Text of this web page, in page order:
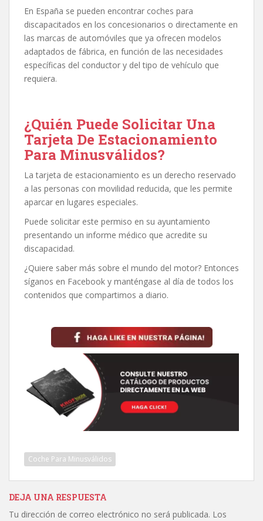
En España se pueden encontrar coches para
discapacitados en los concesionarios o directamente en
las marcas de automóviles que ya ofrecen modelos
adaptados de fábrica, en función de las necesidades
específicas del conductor y del tipo de vehículo que
requiera.
¿Quién Puede Solicitar Una
Tarjeta De Estacionamiento
Para Minusválidos?
La tarjeta de estacionamiento es un derecho reservado
a las personas con movilidad reducida, que les permite
aparcar en lugares especiales.
Puede solicitar este permiso en su ayuntamiento
presentando un informe médico que acredite su
discapacidad.
¿Quiere saber más sobre el mundo del motor? Entonces
síganos en Facebook y manténgase al día de todos los
contenidos que compartimos a diario.
Coche Para Minusválidos
DEJA UNA RESPUESTA
Tu dirección de correo electrónico no será publicada. Los